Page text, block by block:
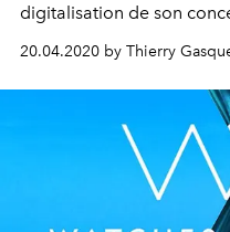
digitalisation de son
20.04.2020 by Thierry